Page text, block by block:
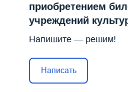
приобретением
учреждений
Напишите — решим!
Написать